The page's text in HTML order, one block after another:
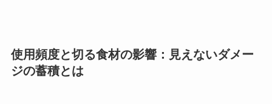
使用頻度と切る食材の影響：見えないダメー
ジの蓄積とは